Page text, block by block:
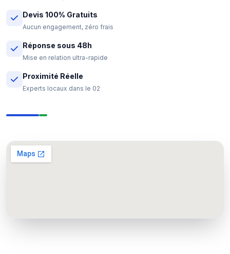
Devis 100% Gratuits
Aucun engagement, zéro frais
Réponse sous 48h
Mise en relation ultra-rapide
Proximité Réelle
Experts locaux dans le 02